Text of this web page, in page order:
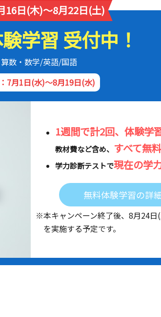
16日(木)～8月22日(土)
学習 受付中！
算数・数学/英語/国語
7月1日(水)～8月19日(水)
1週間で計2回、体験学
教材費など含め、 すべて無料
学力診断テストで現在の学
無料体験学習の詳
※本キャンペーン終了後、 8月24日
を実施する予定です。